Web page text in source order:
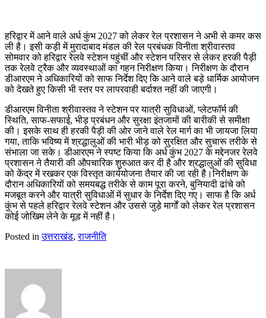
हरिद्वार में आने वाले अर्ध कुंभ 2027 को लेकर रेल प्रशासन ने अभी से कमर कस
ली है। इसी कड़ी में मुरादाबाद मंडल की रेल प्रबंधक विनीता श्रीवास्तव
सोमवार को हरिद्वार रेलवे स्टेशन पहुंचीं और स्टेशन परिसर से लेकर हरकी पैड़ी
तक रेलवे ट्रैक और व्यवस्थाओं का गहन निरीक्षण किया। निरीक्षण के दौरान
डीआरएम ने अधिकारियों को साफ निर्देश दिए कि आने वाले बड़े धार्मिक आयोजन
को देखते हुए किसी भी स्तर पर लापरवाही बर्दाश्त नहीं की जाएगी।
डीआरएम विनीता श्रीवास्तव ने स्टेशन पर यात्री सुविधाओं, प्लेटफॉर्म की
स्थिति, साफ-सफाई, भीड़ प्रबंधन और सुरक्षा इंतजामों की बारीकी से समीक्षा
की। इसके साथ ही हरकी पैड़ी की ओर जाने वाले रेल मार्ग का भी जायजा लिया
गया, ताकि भविष्य में श्रद्धालुओं की भारी भीड़ को सुरक्षित और सुचारू तरीके से
संभाला जा सके। डीआरएम ने स्पष्ट किया कि अर्ध कुंभ 2027 के मद्देनजर रेलवे
प्रशासन ने तैयारी की औपचारिक शुरुआत कर दी है और श्रद्धालुओं की सुविधा
को केंद्र में रखकर एक विस्तृत कार्ययोजना तैयार की जा रही है।निरीक्षण के
दौरान अधिकारियों को समयबद्ध तरीके से काम पूरा करने, बुनियादी ढांचे को
मजबूत करने और यात्री सुविधाओं में सुधार के निर्देश दिए गए। साफ है कि अर्ध
कुंभ से पहले हरिद्वार रेलवे स्टेशन और उससे जुड़े मार्गों को लेकर रेल प्रशासन
कोई जोखिम लेने के मूड में नहीं है।
Posted inउत्तराखंड,राजनीति